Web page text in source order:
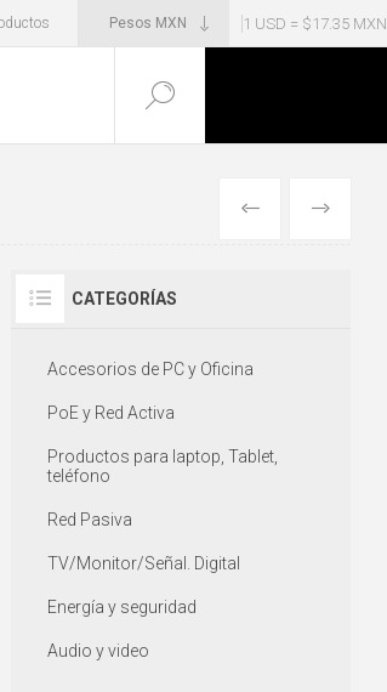
1 USD = $17.35 MXN
ANTERIOR
CATEGORÍAS
Accesorios de PC y Oficina
PoE y Red Activa
Productos para laptop, Tablet,
teléfono
Red Pasiva
TV/Monitor/Señal. Digital
Energía y seguridad
Audio y video